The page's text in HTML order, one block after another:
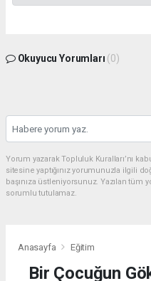
Okuyucu Yorumları (0)
Yorum yazarak Topluluk Kuralları’nı
sitesine yaptığınız yorumunuzla ilgili
başınıza üstleniyorsunuz. Yazılan
sorumlu tutulamaz.
Anasayfa Eğitim
Bir Çocuğun